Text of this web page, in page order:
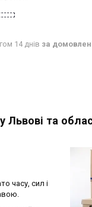
14 днів за
Львові та
часу, сил і